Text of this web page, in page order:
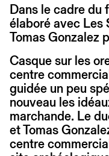
Dans le cadre du
élaboré avec Les
Tomas Gonzalez
Casque sur les
centre
guidée un peu
nouveau les
marchande. Le
et Tomas
centre